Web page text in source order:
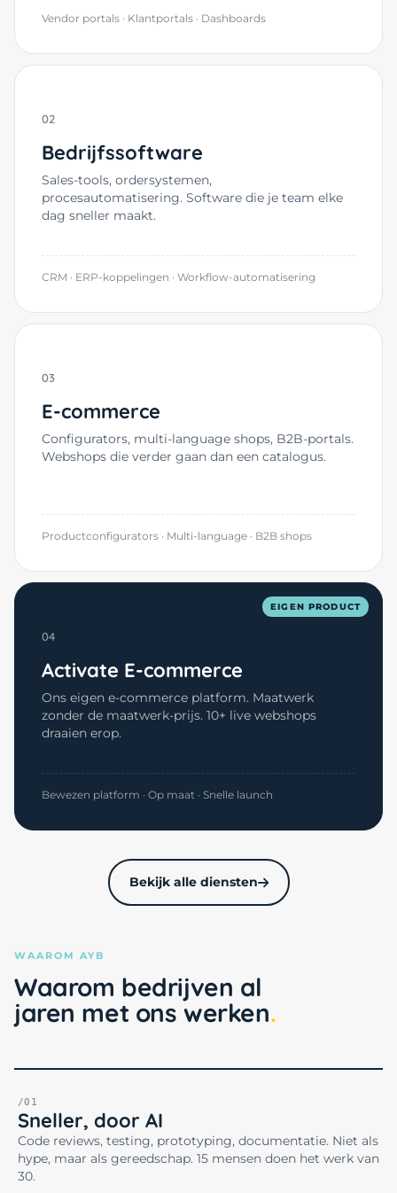
Vendor portals · Klantportals · Dashboards
02
Bedrijfssoftware
Sales-tools, ordersystemen,
procesautomatisering. Software die je team elke
dag sneller maakt.
CRM · ERP-koppelingen · Workflow-automatisering
03
E-commerce
Configurators, multi-language shops, B2B-portals.
Webshops die verder gaan dan een catalogus.
Productconfigurators · Multi-language · B2B shops
04
EIGEN PRODUCT
Activate E-commerce
Ons eigen e-commerce platform. Maatwerk
zonder de maatwerk-prijs. 10+ live webshops
draaien erop.
Bewezen platform · Op maat · Snelle launch
Bekijk alle diensten
WAAROM AYB
Waarom bedrijven al
jaren met ons werken
/01
Sneller, door AI
Code reviews, testing, prototyping, documentatie. Niet als
hype, maar als gereedschap. 15 mensen doen het werk van
30.